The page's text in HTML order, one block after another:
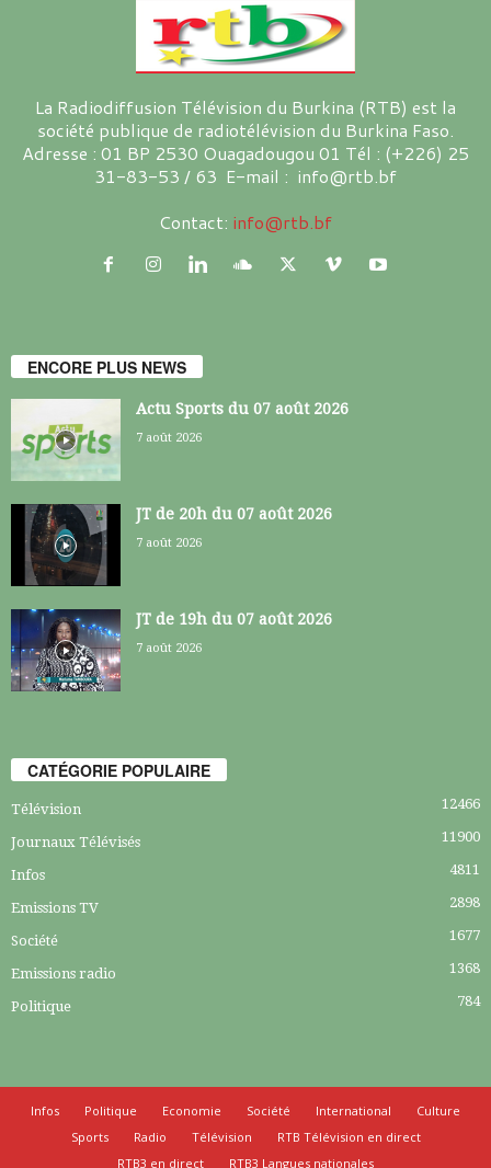
La Radiodiffusion Télévision du Burkina (RTB) est la
société publique de radiotélévision du Burkina Faso.
Adresse : 01 BP 2530 Ouagadougou 01 Tél : (+226) 25
31-83-53 / 63 E-mail : info@rtb.bf
Contact: info@rtb.bf
ENCORE PLUS NEWS
Actu Sports du 07 août 2026
7 août 2026
JT de 20h du 07 août 2026
7 août 2026
JT de 19h du 07 août 2026
7 août 2026
CATÉGORIE POPULAIRE
Télévision 12466
Journaux Télévisés 11900
Infos 4811
Emissions TV 2898
Société 1677
Emissions radio 1368
Politique 784
Infos Politique Economie Société International
Culture
Sports
Radio Télévision
RTB Télévision en direct
RTB3 en direct
RTB3 Langues nationales